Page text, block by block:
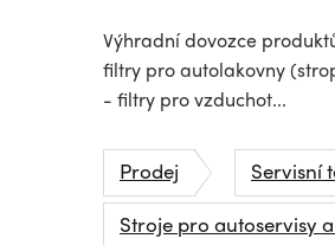
Výhradní dovozce
filtry pro autolakovny
- filtry pro vzduchot...
Prodej Servisní
Stroje pro autoservisy